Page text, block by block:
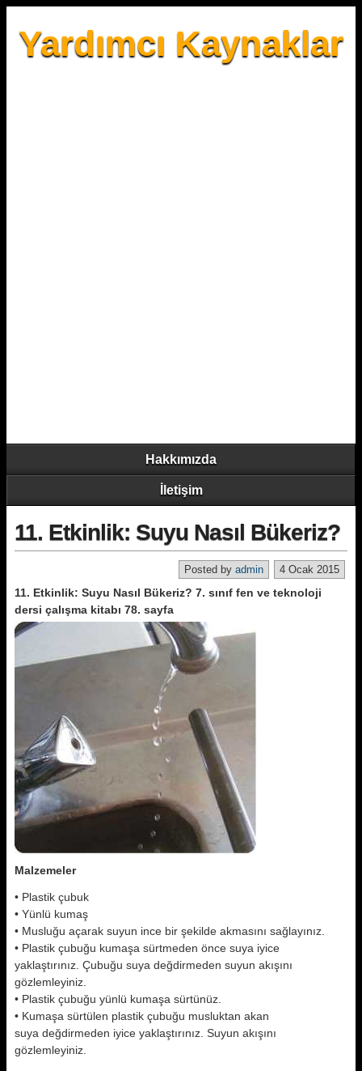
Yardımcı Kaynaklar
Hakkımızda
İletişim
11. Etkinlik: Suyu Nasıl Bükeriz?
4 Ocak 2015
Posted by admin
11. Etkinlik: Suyu Nasıl Bükeriz? 7. sınıf fen ve teknoloji
dersi çalışma kitabı 78. sayfa
Malzemeler
• Plastik çubuk
• Yünlü kumaş
• Musluğu açarak suyun ince bir şekilde akmasını sağlayınız.
• Plastik çubuğu kumaşa sürtmeden önce suya iyice
yaklaştırınız. Çubuğu suya değdirmeden suyun akışını
gözlemleyiniz.
• Plastik çubuğu yünlü kumaşa sürtünüz.
• Kumaşa sürtülen plastik çubuğu musluktan akan
suya değdirmeden iyice yaklaştırınız. Suyun akışını
gözlemleyiniz.